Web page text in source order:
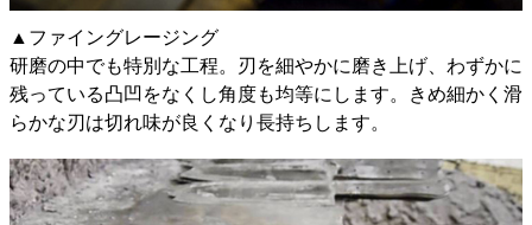
▲ファイングレージング
研磨の中でも特別な工程。刃を細やかに磨き上げ、わずかに
残っている凸凹をなくし角度も均等にします。きめ細かく滑
らかな刃は切れ味が良くなり長持ちします。